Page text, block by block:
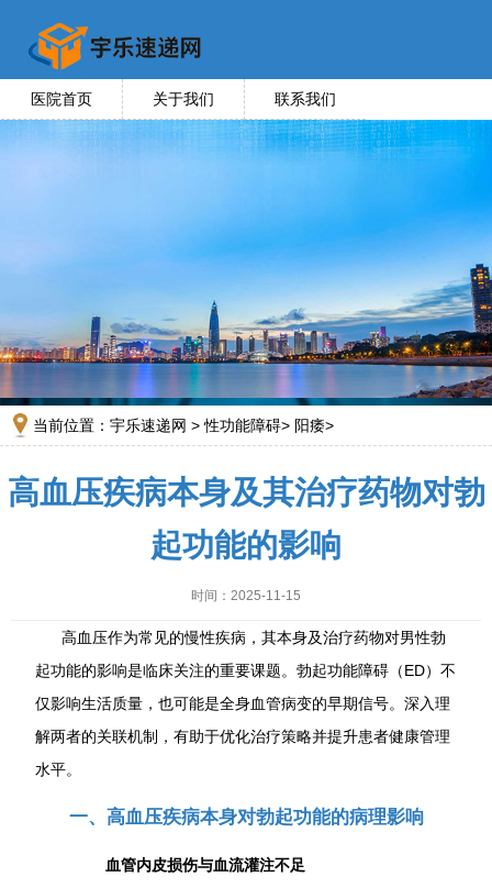
医院首页 关于我们 联系我们
当前位置： 宇乐速递网 >性功能障碍> 阳痿>
高血压疾病本身及其治疗药物对勃
起功能的影响
时间：2025-11-15
高血压作为常见的慢性疾病，其本身及治疗药物对男性勃
起功能的影响是临床关注的重要课题。勃起功能障碍（ED）不
仅影响生活质量，也可能是全身血管病变的早期信号。深入理
解两者的关联机制，有助于优化治疗策略并提升患者健康管理
水平。
一、高血压疾病本身对勃起功能的病理影响
血管内皮损伤与血流灌注不足